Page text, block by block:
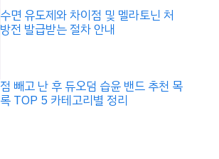
수면 유도제와 차이점 및 멜라토닌 처
방전 발급받는 절차 안내
점 빼고 난 후 듀오덤 습윤 밴드 추천 목
록 TOP 5 카테고리별 정리